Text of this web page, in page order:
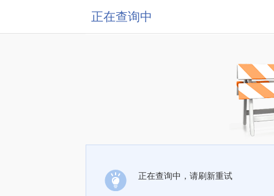
正在查询中
正在查询中，请刷新重试